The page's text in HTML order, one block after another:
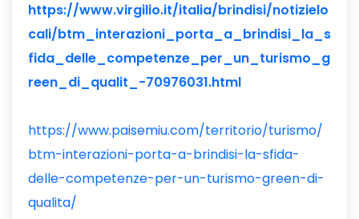
https://www.virgilio.it/italia/brindisi/notizielo
cali/btm_interazioni_porta_a_brindisi_la_s
fida_delle_competenze_per_un_turismo_g
reen_di_qualit_-70976031.html
https://www.paisemiu.com/territorio/turismo/
btm-interazioni-porta-a-brindisi-la-sfida-
delle-competenze-per-un-turismo-green-di-
qualita/